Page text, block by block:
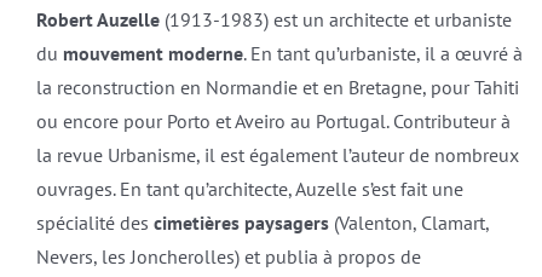
Robert Auzelle(1913-1983) est un architecte et urbaniste
du mouvement moderne. En tant qu’urbaniste, il a œuvré à
la reconstruction en Normandie et en Bretagne, pour Tahiti
ou encore pour Porto et Aveiro au Portugal. Contributeur à
la revue Urbanisme, il est également l’auteur de nombreux
ouvrages. En tant qu’architecte, Auzelle s’est fait une
spécialité des cimetières paysagers(Valenton, Clamart,
Nevers, les Joncherolles) et publia à propos de